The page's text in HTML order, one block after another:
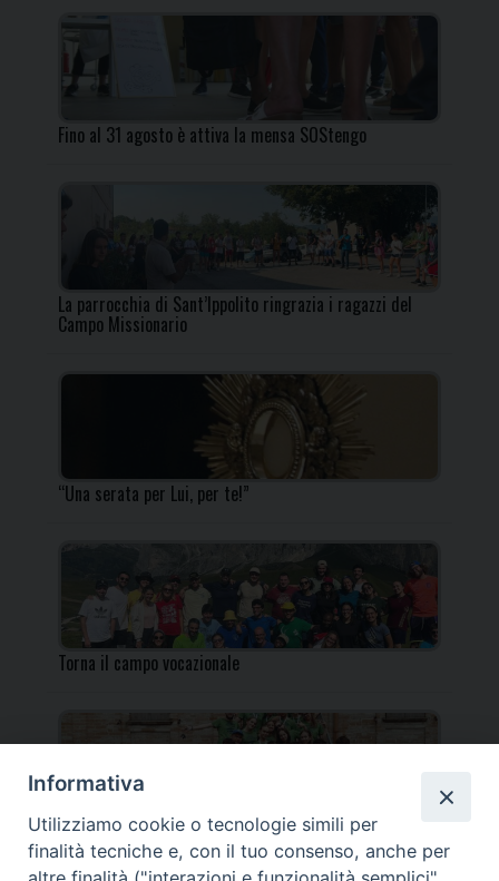
Fino al 31 agosto è attiva la mensa SOStengo
La parrocchia di Sant’Ippolito ringrazia i ragazzi del
Campo Missionario
“Una serata per Lui, per te!”
Torna il campo vocazionale
Torna il Campo Missionario Diocesano
Informativa
Utilizziamo cookie o tecnologie simili per
finalità tecniche e, con il tuo consenso, anche per